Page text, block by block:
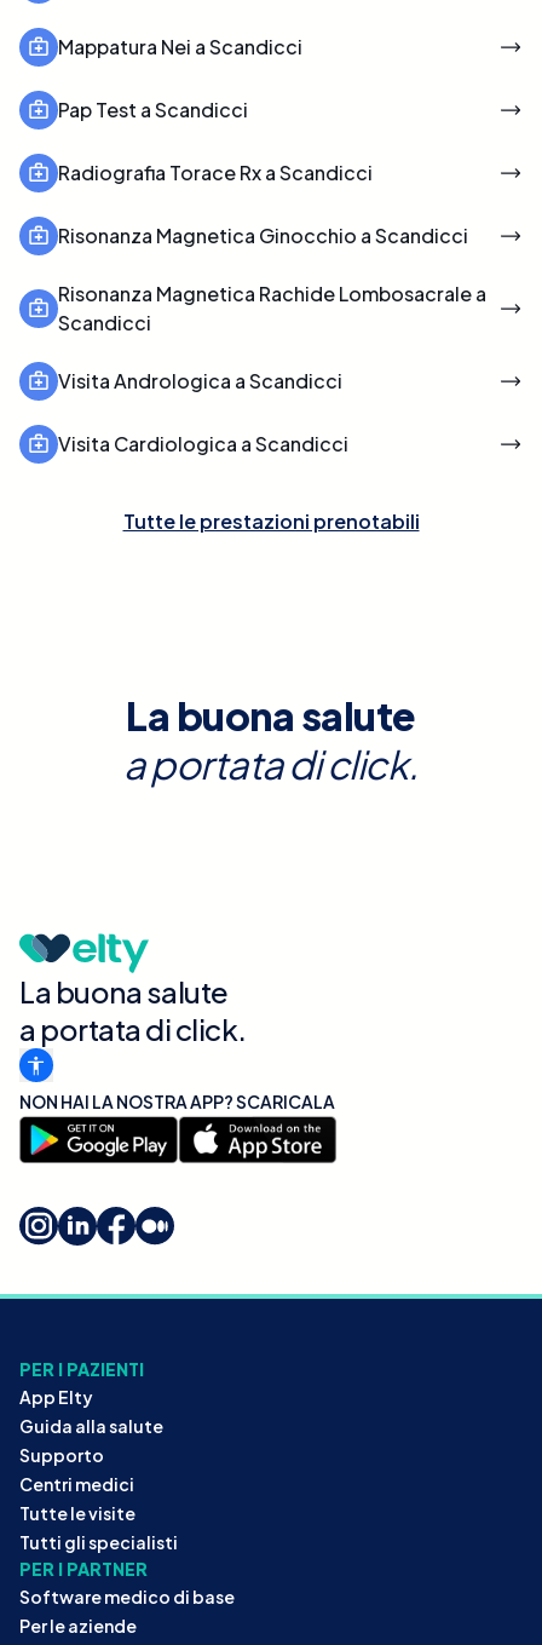
Mappatura Nei a Scandicci
Pap Test a Scandicci
Radiografia Torace Rx a Scandicci
Risonanza Magnetica Ginocchio a Scandicci
Risonanza Magnetica Rachide Lombosacrale a
Scandicci
Visita Andrologica a Scandicci
Visita Cardiologica a Scandicci
Tutte le prestazioni prenotabili
La buona salute
a portata di click.
La buona salute
a portata di click.
NON HAI LA NOSTRA APP? SCARICALA
PER I PAZIENTI
App Elty
Guida alla salute
Supporto
Centri medici
Tutte le visite
Tutti gli specialisti
PER I PARTNER
Software medico di base
Per le aziende